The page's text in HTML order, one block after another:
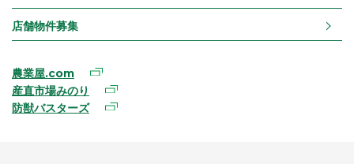
店舗物件募集
農業屋.com
産直市場みのり
防獣バスターズ